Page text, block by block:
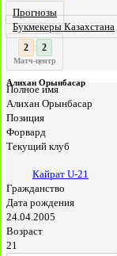
Прогнозы
Букмекеры Казахстана
3
:
Матч-центр
Алихан Орынбасар
Полное имя
Алихан Орынбасар
Позиция
Форвард
Текущий клуб
Кайрат U-21
Гражданство
Дата рождения
24.04.2005
Возраст
21